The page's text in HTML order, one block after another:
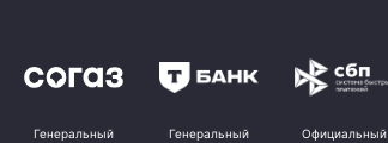
Генеральный
Генеральный
Официальный